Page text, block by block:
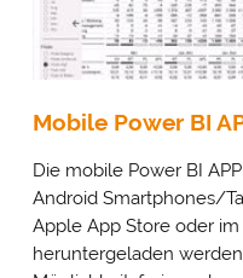
Mobile Power BI
Die mobile Power BI
Android Smartphones/
Apple App Store oder
heruntergeladen
Cookie- &
Mit Ihrer Zustimmung
(anonymisierte
(Routenplanung) und
einsetzen. Dabei werden